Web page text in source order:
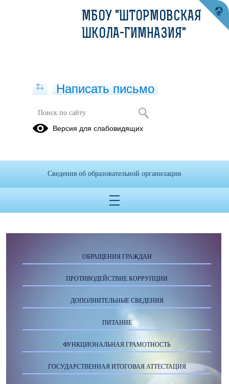
Документы
ОБРАЩЕНИЯ ГРАЖДАН
ПРОТИВОДЕЙСТВИЕ КОРРУПЦИИ
ДОПОЛНИТЕЛЬНЫЕ СВЕДЕНИЯ
ПИТАНИЕ
ФУНКЦИОНАЛЬНАЯ ГРАМОТНОСТЬ
ГОСУДАРСТВЕННАЯ ИТОГОВАЯ АТТЕСТАЦИЯ
МБОУ "ШТОРМОВСКАЯ
ШКОЛА-ГИМНАЗИЯ"
Написать письмо
Версия для слабовидящих
Сведения об образовательной организации